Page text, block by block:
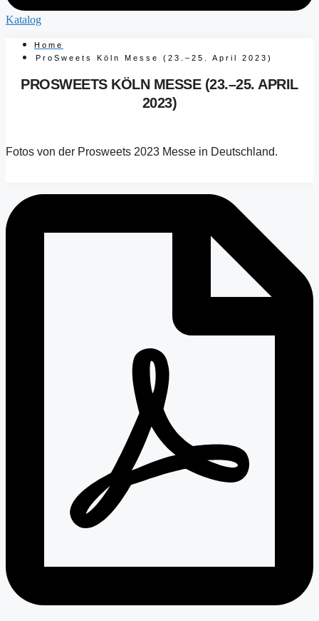
Katalog
Home
ProSweets Köln Messe (23.–25. April 2023)
PROSWEETS KÖLN MESSE (23.–25. APRIL
2023)
Fotos von der Prosweets 2023 Messe in Deutschland.